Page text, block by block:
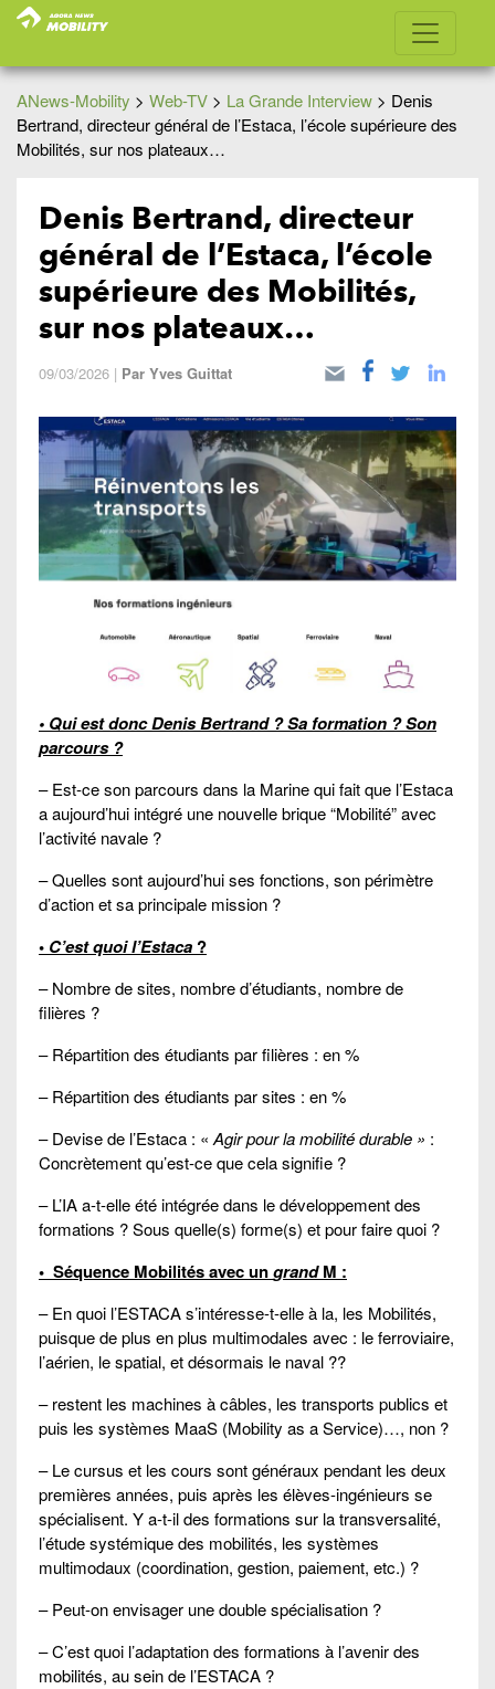
ANews-Mobility > Web-TV > La Grande Interview > Denis
Bertrand, directeur général de l’Estaca, l’école supérieure des
Mobilités, sur nos plateaux…
Denis Bertrand, directeur
général de l’Estaca, l’école
supérieure des Mobilités,
sur nos plateaux…
09/03/2026 | Par Yves Guittat
• Qui est donc Denis Bertrand ? Sa formation ? Son
parcours ?
– Est-ce son parcours dans la Marine qui fait que l’Estaca
a aujourd’hui intégré une nouvelle brique “Mobilité” avec
l’activité navale ?
– Quelles sont aujourd’hui ses fonctions, son périmètre
d’action et sa principale mission ?
• C’est quoi l’Estaca ?
– Nombre de sites, nombre d’étudiants, nombre de
filières ?
– Répartition des étudiants par filières : en %
– Répartition des étudiants par sites : en %
– Devise de l’Estaca : « Agir pour la mobilité durable » :
Concrètement qu’est-ce que cela signifie ?
– L’IA a-t-elle été intégrée dans le développement des
formations ? Sous quelle(s) forme(s) et pour faire quoi ?
• Séquence Mobilités avec ungrandM :
– En quoi l’ESTACA s’intéresse-t-elle à la, les Mobilités,
puisque de plus en plus multimodales avec : le ferroviaire,
l’aérien, le spatial, et désormais le naval ??
– restent les machines à câbles, les transports publics et
puis les systèmes MaaS (Mobility as a Service)…, non ?
– Le cursus et les cours sont généraux pendant les deux
premières années, puis après les élèves-ingénieurs se
spécialisent. Y a-t-il des formations sur la transversalité,
l’étude systémique des mobilités, les systèmes
multimodaux (coordination, gestion, paiement, etc.) ?
– Peut-on envisager une double spécialisation ?
– C’est quoi l’adaptation des formations à l’avenir des
mobilités, au sein de l’ESTACA ?